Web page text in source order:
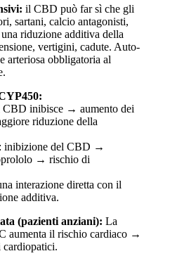
il CBD può far sì che gli
sartani, calcio antagonisti,
riduzione additiva della
vertigini, cadute. Auto-
arteriosa obbligatoria al
inibisce → aumento dei
riduzione della
inibizione del CBD →
→ rischio di
interazione diretta con il
additiva.
(pazienti anziani): La
aumenta il rischio cardiaco →